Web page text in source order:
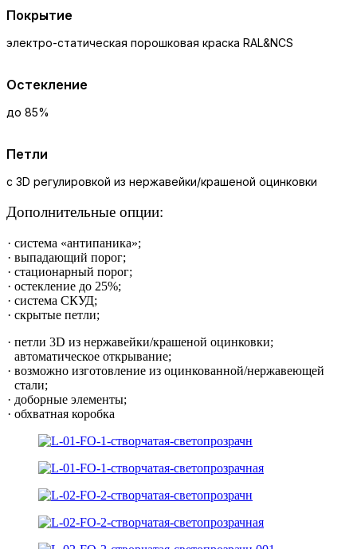
Покрытие
электро-статическая порошковая краска RAL&NCS
Остекление
до 85%
Петли
с 3D регулировкой из нержавейки/крашеной оцинковки
Дополнительные опции:
система «антипаника»;
выпадающий порог;
стационарный порог;
остекление до 25%;
система СКУД;
скрытые петли;
петли 3D из нержавейки/крашеной оцинковки;
автоматическое открывание;
возможно изготовление из оцинкованной/нержавеющей
стали;
доборные элементы;
обхватная коробка